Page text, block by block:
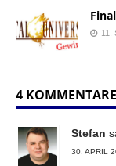
11.
4 KOMMENTARE
Stefan
30. APRIL